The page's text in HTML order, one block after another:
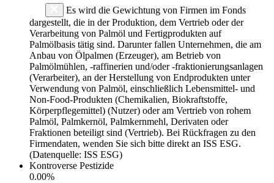
Es wird die Gewichtung von Firmen im Fonds
dargestellt, die in der Produktion, dem Vertrieb oder der
Verarbeitung von Palmöl und Fertigprodukten auf
Palmölbasis tätig sind. Darunter fallen Unternehmen, die am
Anbau von Ölpalmen (Erzeuger), am Betrieb von
Palmölmühlen, -raffinerien und/oder -fraktionierungsanlagen
(Verarbeiter), an der Herstellung von Endprodukten unter
Verwendung von Palmöl, einschließlich Lebensmittel- und
Non-Food-Produkten (Chemikalien, Biokraftstoffe,
Körperpflegemittel) (Nutzer) oder am Vertrieb von rohem
Palmöl, Palmkernöl, Palmkernmehl, Derivaten oder
Fraktionen beteiligt sind (Vertrieb). Bei Rückfragen zu den
Firmendaten, wenden Sie sich bitte direkt an ISS ESG.
(Datenquelle: ISS ESG)
Kontroverse Pestizide
0.00%